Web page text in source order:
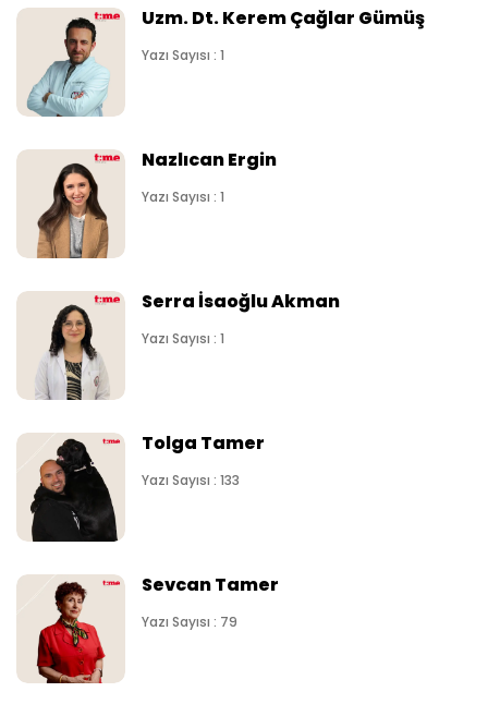
Uzm. Dt. Kerem Çağlar Gümüş
Yazı Sayısı : 1
Nazlıcan Ergin
Yazı Sayısı : 1
Serra İsaoğlu Akman
Yazı Sayısı : 1
Tolga Tamer
Yazı Sayısı : 133
Sevcan Tamer
Yazı Sayısı : 79